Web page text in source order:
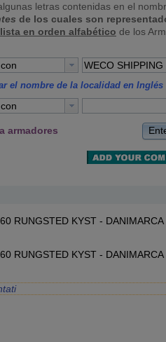
letras contenidas en el
de los cuales son
lista en orden alfabético de los
el nombre de la localidad en Inglés
armadores
RUNGSTED KYST - DANIMARCA
RUNGSTED KYST - DANIMARCA